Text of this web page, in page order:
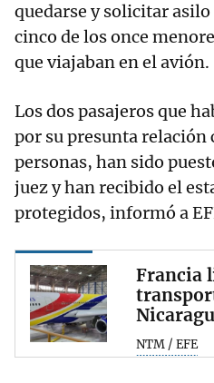
quedarse y solicitar
cinco de los once
que viajaban en el avión.
Los dos pasajeros que
por su presunta relación
personas, han sido
juez y han recibido el
protegidos, informó a
Francia
NTM / EFE